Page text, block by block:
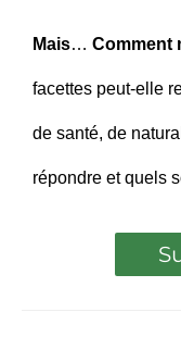
Mais… Comment
facettes peut-elle
de santé, de
répondre et quels